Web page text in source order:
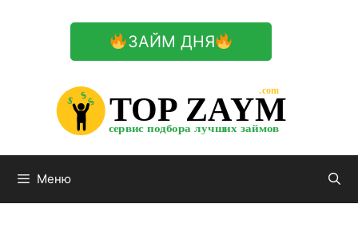
ЗАЙМ ДНЯ
TOP ZAYM
сервис подбора лучших займов
.com
$
$
$
Меню